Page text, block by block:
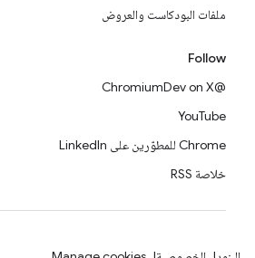
ملفات البودكاست والعروض
Follow
@ChromiumDev on X
YouTube
Chrome للمطوّرين على LinkedIn
خلاصة RSS